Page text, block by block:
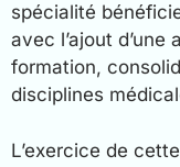
spécialité
avec l’ajout
formation,
disciplines
L’exercice de